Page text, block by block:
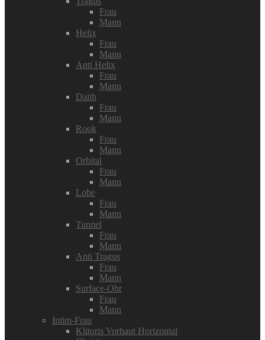
Frau
Mann
Helix
Frau
Mann
Anti Helix
Frau
Mann
Daith
Frau
Mann
Rook
Frau
Mann
Orbital
Frau
Mann
Lobe
Frau
Mann
Tunnel
Frau
Mann
Anti Tragus
Frau
Mann
Surface-Ohr
Frau
Mann
Intim-Frau
Klitoris Vorhaut Horizontal